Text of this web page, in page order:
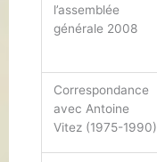
l’assemblée
générale 2008
Correspondance
avec Antoine
Vitez (1975-1990)